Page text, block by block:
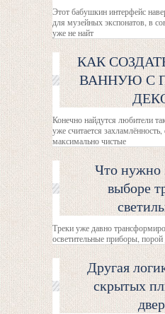
Этот бабушкин интерфейс
для музейных экспонатов, в
уже не найт
КАК
ВАННУЮ С
Конечно найдутся любители
уже считается захламлённость,
максимально чистые
Что нужно
выборе
Треки уже давно
осветительные приборы,
Другая
скрытых